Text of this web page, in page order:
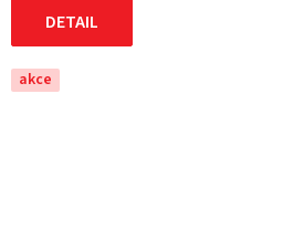
DETAIL
akce